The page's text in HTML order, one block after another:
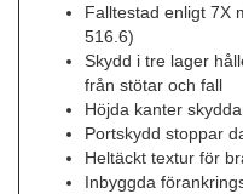
Falltestad enligt 7X
516.6)
Skydd i tre lager
från stötar och fall
Höjda kanter
Portskydd stoppar
Heltäckt textur för
Inbyggda